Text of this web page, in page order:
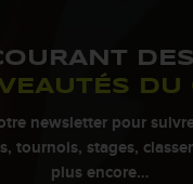
DU
newsletter pour
tournois, stages,
plus encore…